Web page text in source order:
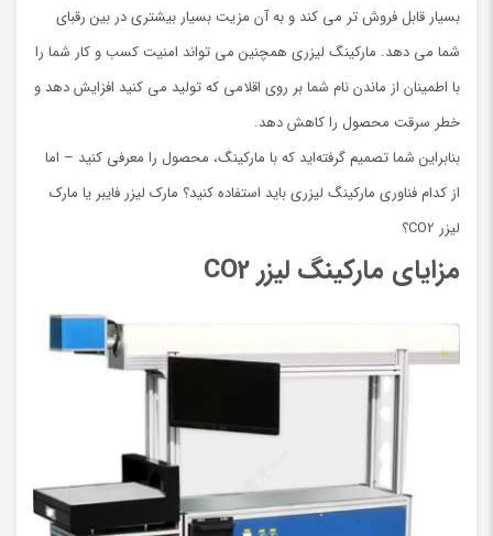
بسیار قابل فروش تر می کند و به آن مزیت بسیار بیشتری در بین رقبای
شما می دهد. مارکینگ لیزری همچنین می تواند امنیت کسب و کار شما را
با اطمینان از ماندن نام شما بر روی اقلامی که تولید می کنید افزایش دهد و
خطر سرقت محصول را کاهش دهد.
بنابراین شما تصمیم گرفته‌اید که با مارکینگ، محصول را معرفی کنید – اما
از کدام فناوری مارکینگ لیزری باید استفاده کنید؟ مارک لیزر فایبر یا مارک
لیزر CO2؟
مزایای مارکینگ لیزر CO2